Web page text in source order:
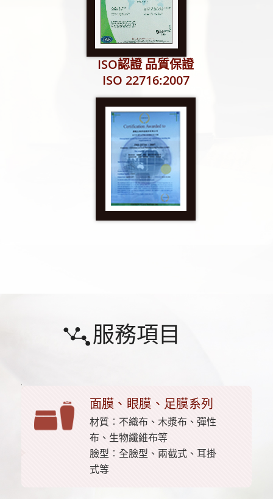
ISO認證 品質保證
ISO 22716:2007
服務項目
面膜、眼膜、足膜系列
材質︰不織布、木漿布、彈性
布、生物纖維布等
臉型︰全臉型、兩截式、耳掛
式等